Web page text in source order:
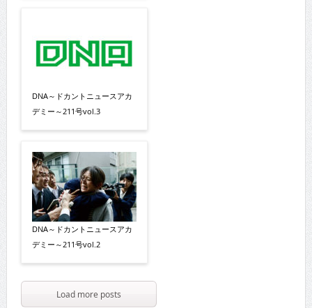
DNA～ドカントニュースアカ
デミー～211号vol.3
DNA～ドカントニュースアカ
デミー～211号vol.2
Load more posts